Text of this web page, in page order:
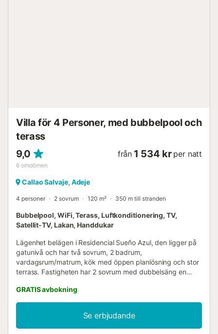
Villa för 4 Personer, med bubbelpool och
terass
9,0
6 omdömen
från 1 534 kr per natt
Callao Salvaje, Adeje
4 personer 2 sovrum 120 m² 350 m till stranden
Bubbelpool, WiFi, Terass, Luftkonditionering, TV,
Satellit-TV, Lakan, Handdukar
Lägenhet belägen i Residencial Sueño Azul, den ligger på
gatunivå och har två sovrum, 2 badrum,
vardagsrum/matrum, kök med öppen planlösning och stor
terrass. Fastigheten har 2 sovrum med dubbelsäng en
diverse vitvaror, vardagsrum med platt-TV med
satellitkanaler på olika språk och wifi, terrass med pool,
stor för 4 personer, solstolar, bord och trädgårdssoffor....
GRATIS avbokning
Se erbjudande